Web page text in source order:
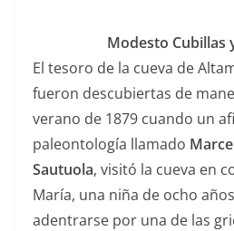
Modesto Cubillas
El tesoro de la cueva de
fueron descubiertas de
verano de 1879 cuando un
paleontología llamado
Sautuola, visitó la cueva en
María, una niña de ocho
adentrarse por una de las